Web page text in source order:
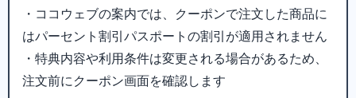
・ココウェブの案内では、クーポンで注文した商品に
はパーセント割引パスポートの割引が適用されません
・特典内容や利用条件は変更される場合があるため、
注文前にクーポン画面を確認します